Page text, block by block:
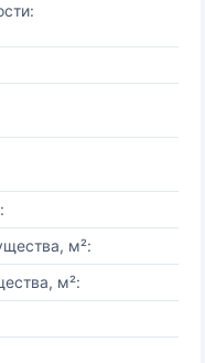
м²:
м²: